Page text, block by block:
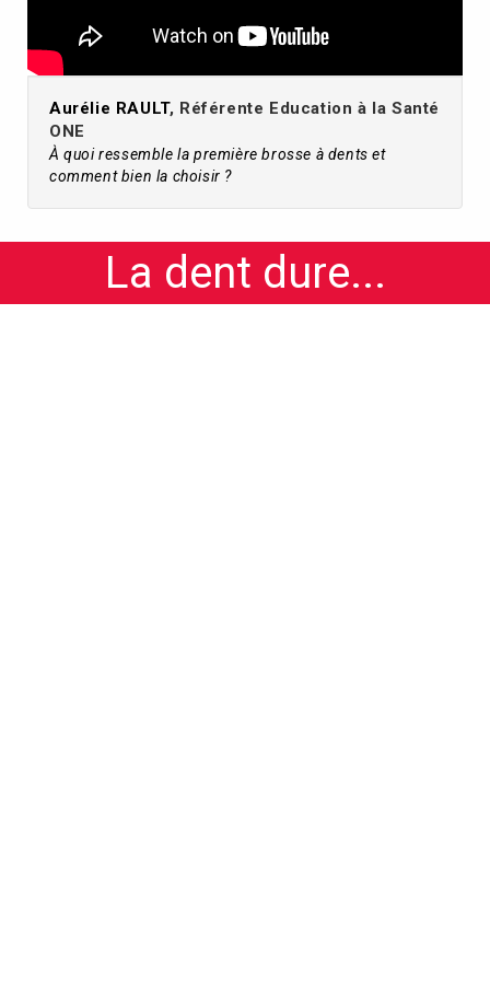
Aurélie RAULT, Référente Education à la Santé
ONE
À quoi ressemble la première brosse à dents et
comment bien la choisir ?
La dent dure...